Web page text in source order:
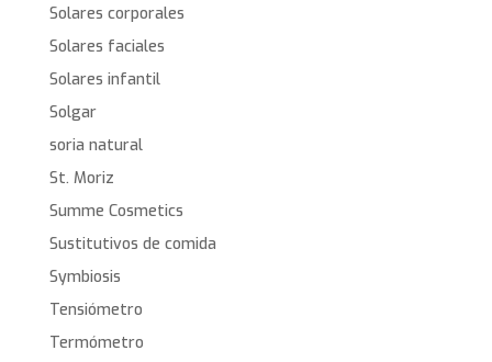
Solares corporales
Solares faciales
Solares infantil
Solgar
soria natural
St. Moriz
Summe Cosmetics
Sustitutivos de comida
Symbiosis
Tensiómetro
Termómetro